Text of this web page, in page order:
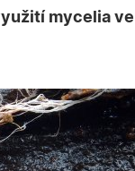
mycelia